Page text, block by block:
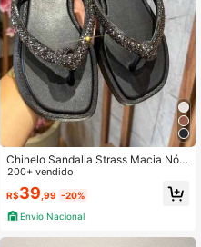
Chinelo Sandalia Strass Macia Nó
Confortável Qualidade e Conforto E
nvio Imediato
200+ vendido
R$39 ,99 -20%
Envio Nacional